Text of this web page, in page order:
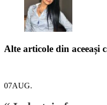
Alte articole din aceeași
07AUG.